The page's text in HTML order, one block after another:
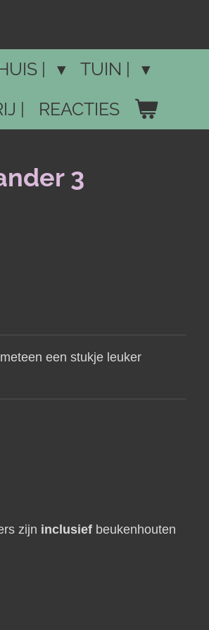
|
TUIN |
| REACTIES
3
een stukje leuker
zijn inclusiefbeukenhouten